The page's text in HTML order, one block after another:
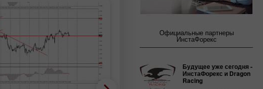
Официальные партнеры
ИнстаФорекс
Будущее уже сегодня -
ИнстаФорекс и Dragon
Racing